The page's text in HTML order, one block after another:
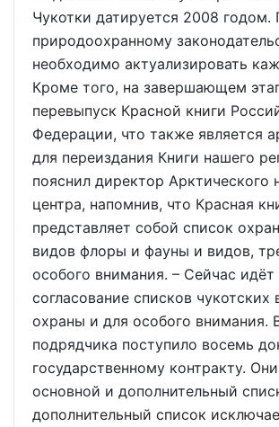
Чукотки датируется 2008 годом.
природоохранному
необходимо актуализировать
Кроме того, на завершающем
перевыпуск Красной книги
Федерации, что также является
для переиздания Книги нашего
пояснил директор Арктического
центра, напомнив, что Красная
представляет собой список
видов флоры и фауны и видов,
особого внимания. – Сейчас идёт
согласование списков чукотских
охраны и для особого внимания.
подрядчика поступило восемь
государственному контракту.
основной и дополнительный
дополнительный список